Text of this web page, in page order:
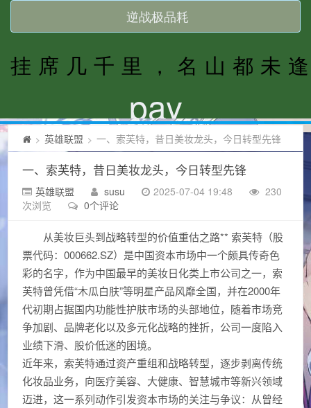
> 英雄联盟 > 一、索芙特，昔日美妆龙头，今日转型先锋
一、索芙特，昔日美妆龙头，今日转型先锋
英雄联盟 susu 2025-07-04 19:48
230
次浏览
0个评论
从美妆巨头到战略转型的价值重估之路** 索芙特（股
票代码：000662.SZ）是中国资本市场中一个颇具传奇色
彩的名字，作为中国最早的美妆日化类上市公司之一，索
芙特曾凭借“木瓜白肤”等明星产品风靡全国，并在2000年
代初期占据国内功能性护肤市场的头部地位，随着市场竞
争加剧、品牌老化以及多元化战略的挫折，公司一度陷入
业绩下滑、股价低迷的困境。
近年来，索芙特通过资产重组和战略转型，逐步剥离传统
化妆品业务，向医疗美容、大健康、智慧城市等新兴领域
迈进，这一系列动作引发资本市场的关注与争议：从曾经